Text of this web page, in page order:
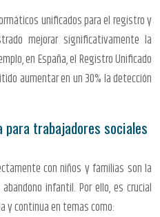
unificados para el registro y
mejorar significativamente la
en España, el Registro Unificado
aumentar en un 30% la detección
para trabajadores sociales
con niños y familias son la
infantil. Por ello, es crucial
y continua en temas como: